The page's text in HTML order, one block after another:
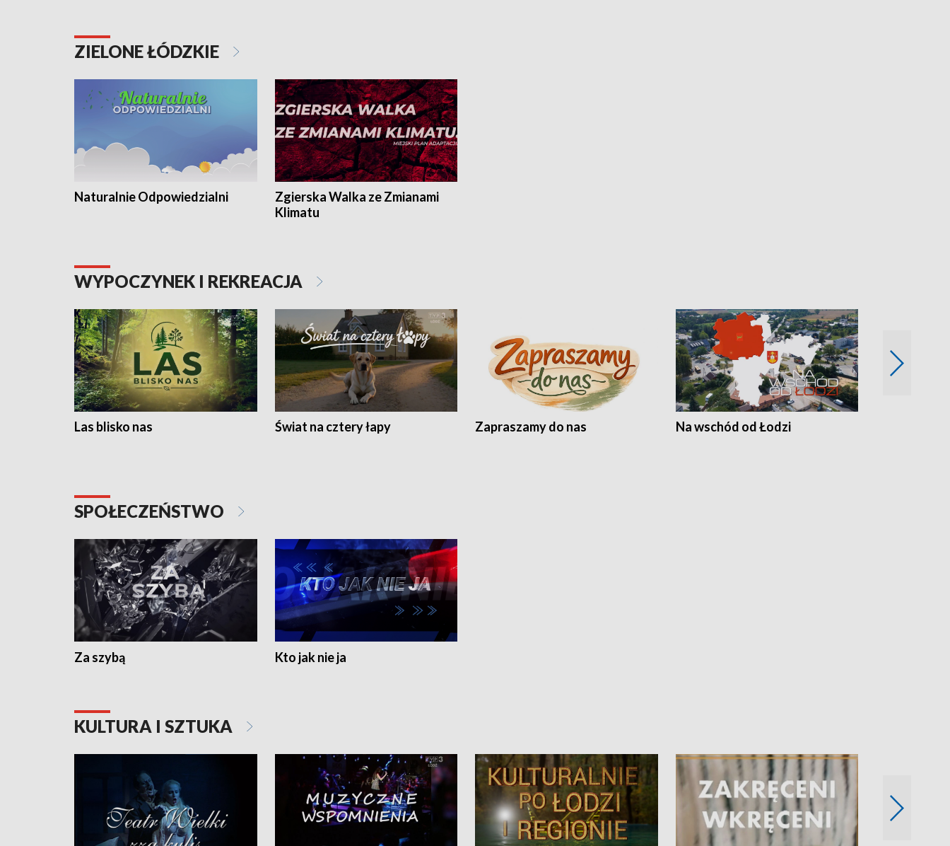
ZIELONE ŁÓDZKIE
Naturalnie Odpowiedzialni
Zgierska Walka ze Zmianami
Klimatu
WYPOCZYNEK I REKREACJA
Las blisko nas Świat na cztery łapy Zapraszamy do nas Na wschód od Łodzi
SPOŁECZEŃSTWO
Za szybą Kto jak nie ja
KULTURA I SZTUKA